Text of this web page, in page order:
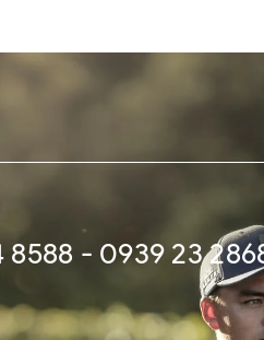
8588 - 0939 23